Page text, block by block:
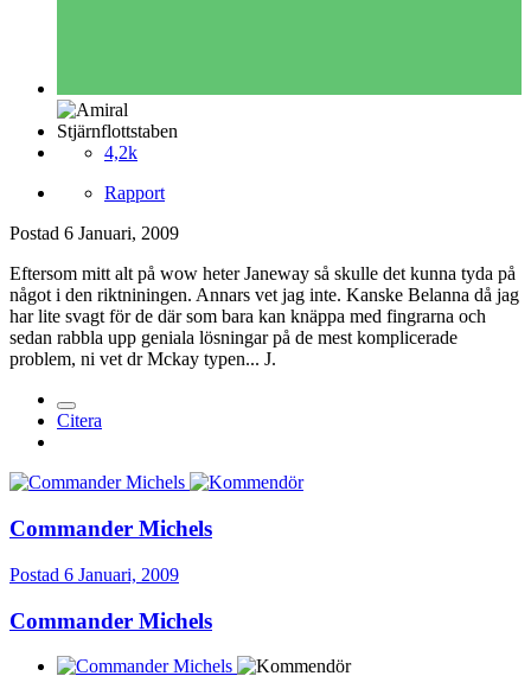
Stjärnflottstaben
4,2k
Rapport
Postad 6 Januari, 2009
Eftersom mitt alt på wow heter Janeway så skulle det kunna tyda på
något i den riktniningen. Annars vet jag inte. Kanske Belanna då jag
har lite svagt för de där som bara kan knäppa med fingrarna och
sedan rabbla upp geniala lösningar på de mest komplicerade
problem, ni vet dr Mckay typen... J.
Citera
Commander Michels
Postad 6 Januari, 2009
Commander Michels